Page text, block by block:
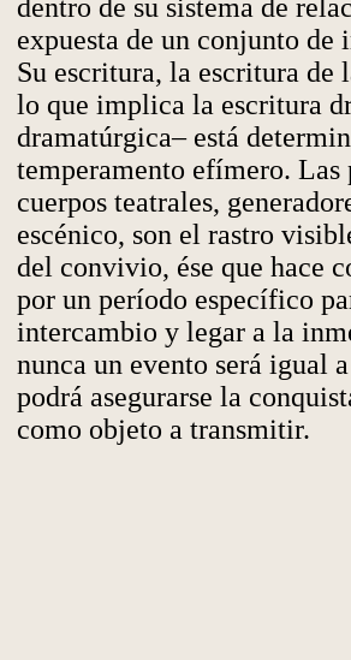
dentro de su sistema de
expuesta de un conjunto
Su escritura, la escritura de
lo que implica la escritura
dramatúrgica– está
temperamento efímero. Las
cuerpos teatrales,
escénico, son el rastro
del convivio, ése que hace
por un período específico
intercambio y legar a la
nunca un evento será igual
podrá asegurarse la
como objeto a transmitir.